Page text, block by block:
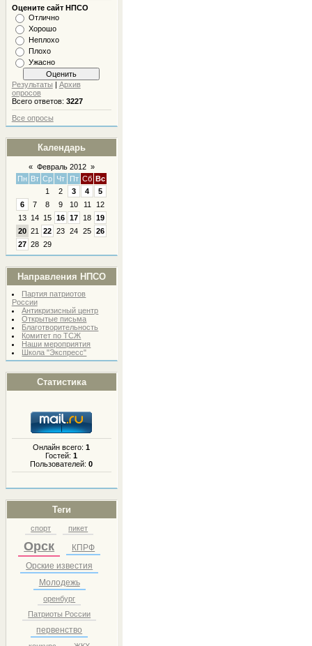
Оцените сайт НПСО
Отлично
Хорошо
Неплохо
Плохо
Ужасно
Результаты
Архив
опросов
Всего ответов: 3227
Все опросы
Календарь
« Февраль 2012 »
Пн Вт Ср Чт Пт Сб Вс
1
2 3 4
5
6
7 8 9 10 11
12
13 14 15 16 17 18 19
20 21 22 23 24 25 26
27 28 29
Направления НПСО
Партия патриотов
России
Антикризисный центр
Открытые письма
Благотворительность
Комитет по ТСЖ
Наши мероприятия
Школа "Экспресс"
Статистика
Онлайн всего:1
Гостей:1
Пользователей:0
Теги
спорт пикет
Орск
КПРФ
Орские известия
Молодежь
оренбург
Патриоты России
первенство